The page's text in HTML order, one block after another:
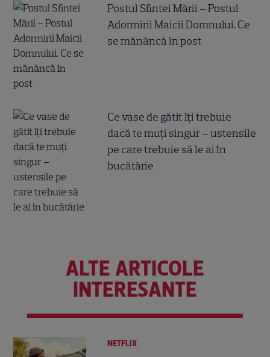
Postul Sfintei Mării – Postul
Adormirii Maicii Domnului. Ce
se mănâncă în post
Ce vase de gătit îți trebuie
dacă te muți singur – ustensile
pe care trebuie să le ai în
bucătărie
ALTE ARTICOLE
INTERESANTE
NETFLIX